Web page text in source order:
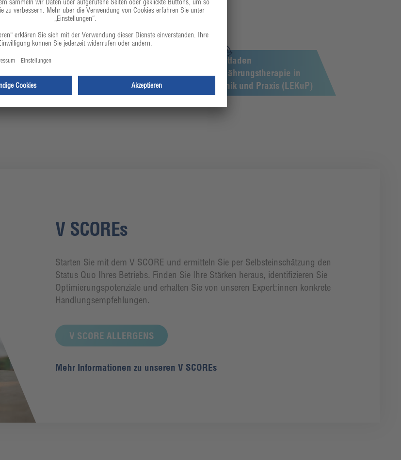
Gesundheitsförderliche
Verpflegung
Leitfaden
Ernährungstherapie in
Klinik und Praxis (LEKuP)
V SCOREs
Starten Sie mit dem V SCORE und ermitteln Sie per Selbsteinschätzung den
Status Quo Ihres Betriebs. Finden Sie Ihre Stärken heraus, identifizieren Sie
Optimierungspotenziale und erhalten Sie von unseren Expert:innen konkrete
Handlungsempfehlungen.
V SCORE ALLERGENS
Mehr Informationen zu unseren V SCOREs